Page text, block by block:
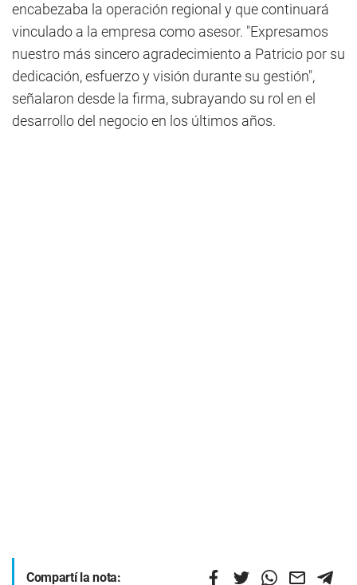
encabezaba la operación regional y que continuará
vinculado a la empresa como asesor. "Expresamos
nuestro más sincero agradecimiento a Patricio por su
dedicación, esfuerzo y visión durante su gestión",
señalaron desde la firma, subrayando su rol en el
desarrollo del negocio en los últimos años.
Compartí la nota: